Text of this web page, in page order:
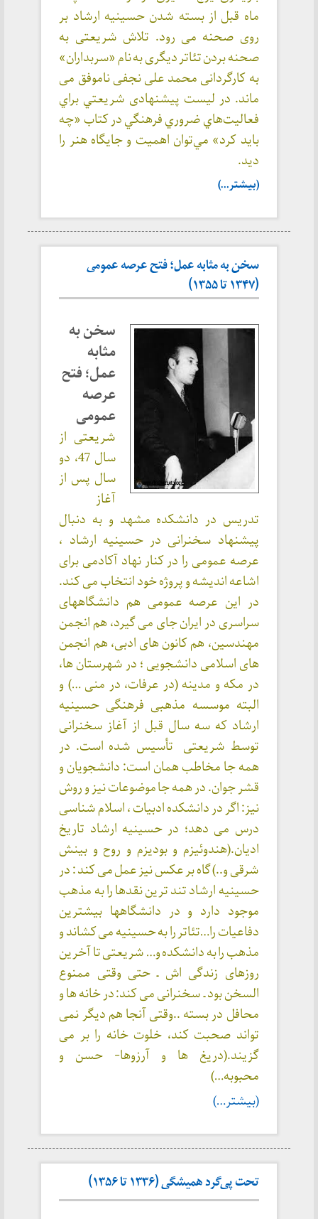
ماه قبل از بسته شدن حسینیه ارشاد بر
روی صحنه می رود. تلاش شریعتی به
صحنه بردن تئاتر دیگری به نام «سربداران»
به کارگردانی محمد علی نجفی ناموفق می
ماند. در ليست پيشنهادی شريعتي براي
فعاليت‌هاي ضروري فرهنگي در كتاب «چه
بايد كرد» مي‌توان اهميت و جايگاه هنر را
ديد.
(بیشتر…)
سخن به مثابه عمل؛ فتح عرصه عمومی
(۱۳۴۷ تا ۱۳۵۵)
سخن به
مثابه
عمل؛ فتح
عرصه
عمومی
شریعتی از
سال 47، دو
سال پس از
آغاز
تدریس در دانشکده مشهد و به دنبال
پیشنهاد سخنرانی در حسینیه ارشاد ،
عرصه عمومی را در کنار نهاد آکادمی برای
اشاعه اندیشه و پروژه خود انتخاب می کند.
در این عرصه عمومی هم دانشگاههای
سراسری در ایران جای می گیرد، هم انجمن
مهندسین، هم کانون های ادبی، هم انجمن
های اسلامی دانشجویی ؛ در شهرستان ها،
در مکه و مدینه (در عرفات، در منی …) و
البته موسسه مذهبی فرهنگی حسینیه
ارشاد که سه سال قبل از آغاز سخنرانی
توسط شریعتی تأسیس شده است. در
همه جا مخاطب همان است: دانشجویان و
قشر جوان. در همه جا موضوعات نیز و روش
نیز: اگر در دانشکده ادبیات ، اسلام شناسی
درس می دهد؛ در حسینیه ارشاد تاریخ
ادیان.(هندوئیزم و بودیزم و روح و بینش
شرقی و..) گاه بر عکس نیز عمل می کند : در
حسینیه ارشاد تند ترین نقدها را به مذهب
موجود دارد و در دانشگاهها بیشترین
دفاعیات را…تئاتر را به حسینیه می کشاند و
مذهب را به دانشکده و… شریعتی تا آخرین
روزهای زندگی اش ـ حتی وقتی ممنوع
السخن بود ـ سخنرانی می کند: در خانه ها و
محافل در بسته ..وقتی آنجا هم دیگر نمی
تواند صحبت کند، خلوت خانه را بر می
گزیند.(دریغ ها و آرزوها- حسن و
محبوبه…)
(بیشتر…)
تحت پی‌گرد همیشگی (۱۳۳۶ تا ۱۳۵۶)